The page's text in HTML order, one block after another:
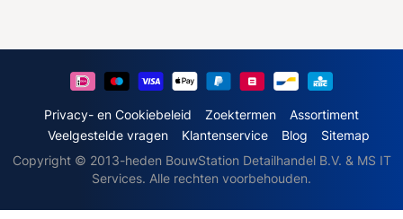
e
o
z
Privacy- en Cookiebeleid Zoektermen
Assortiment
Veelgestelde vragen
Klantenservice Blog
Sitemap
Copyright © 2013-heden BouwStation Detailhandel B.V. & MS IT
Services. Alle rechten voorbehouden.